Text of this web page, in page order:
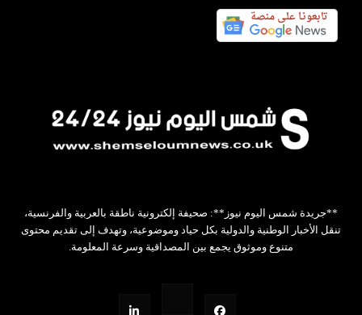
**جريدة شمس اليوم نيوز**: صحيفة إلكترونية ناطقة بالعربية والفرنسية،
تنقل الأخبار الوطنية والدولية بكل حياد وموضوعية، وتهدف إلى تقديم محتوى
متنوع وموثوق يجمع بين المصداقية وسرعة المعلومة.